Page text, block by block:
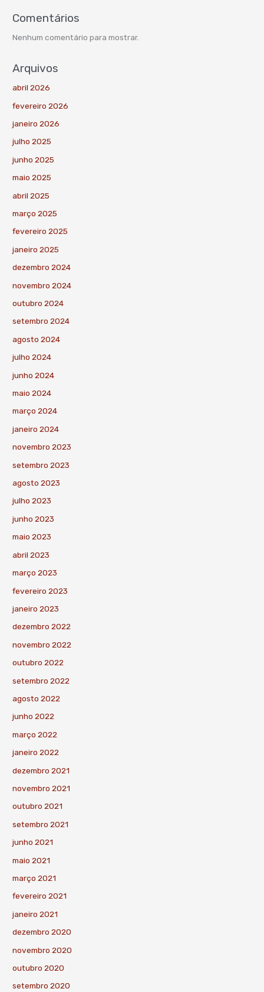
Comentários
Nenhum comentário para mostrar.
Arquivos
abril 2026
fevereiro 2026
janeiro 2026
julho 2025
junho 2025
maio 2025
abril 2025
março 2025
fevereiro 2025
janeiro 2025
dezembro 2024
novembro 2024
outubro 2024
setembro 2024
agosto 2024
julho 2024
junho 2024
maio 2024
março 2024
janeiro 2024
novembro 2023
setembro 2023
agosto 2023
julho 2023
junho 2023
maio 2023
abril 2023
março 2023
fevereiro 2023
janeiro 2023
dezembro 2022
novembro 2022
outubro 2022
setembro 2022
agosto 2022
junho 2022
março 2022
janeiro 2022
dezembro 2021
novembro 2021
outubro 2021
setembro 2021
junho 2021
maio 2021
março 2021
fevereiro 2021
janeiro 2021
dezembro 2020
novembro 2020
outubro 2020
setembro 2020